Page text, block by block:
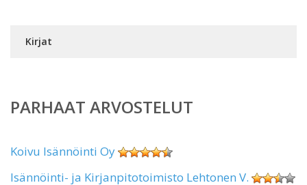
Kirjat
PARHAAT ARVOSTELUT
Koivu Isännöinti Oy
Isännöinti- ja Kirjanpitotoimisto Lehtonen V.